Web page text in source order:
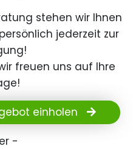
stehen wir Ihnen
jederzeit zur
freuen uns auf Ihre
einholen
-